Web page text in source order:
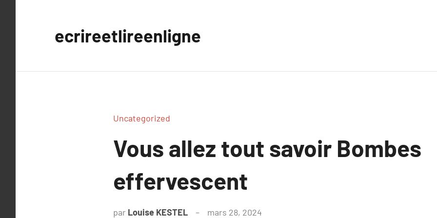
ecrireetlireenligne
Uncategorized
Vous allez tout savoir Bombes
effervescent
par Louise KESTEL mars 28, 2024